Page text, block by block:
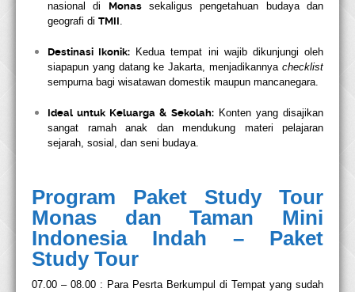
nasional di Monassekaligus pengetahuan budaya dan
geografi di TMII.
Destinasi Ikonik: Kedua tempat ini wajib dikunjungi oleh
siapapun yang datang ke Jakarta, menjadikannya checklist
sempurna bagi wisatawan domestik maupun mancanegara.
Ideal untuk Keluarga & Sekolah:Konten yang disajikan
sangat ramah anak dan mendukung materi pelajaran
sejarah, sosial, dan seni budaya.
Program Paket Study Tour
Monas dan Taman Mini
Indonesia Indah – Paket
Study Tour
07.00 – 08.00 : Para Pesrta Berkumpul di Tempat yang sudah